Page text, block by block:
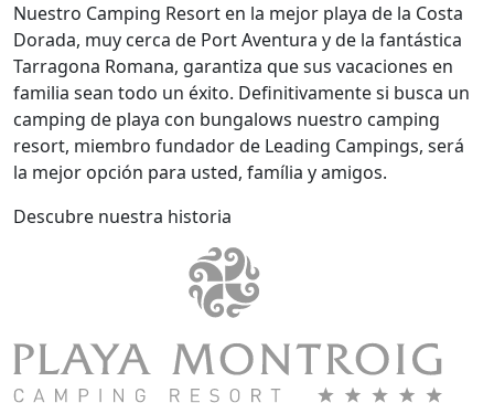
Nuestro Camping Resort en la mejor playa de la Costa
Dorada, muy cerca de Port Aventura y de la fantástica
Tarragona Romana, garantiza que sus vacaciones en
familia sean todo un éxito. Definitivamente si busca un
camping de playa con bungalows nuestro camping
resort, miembro fundador de Leading Campings, será
la mejor opción para usted, família y amigos.
Descubre nuestra historia